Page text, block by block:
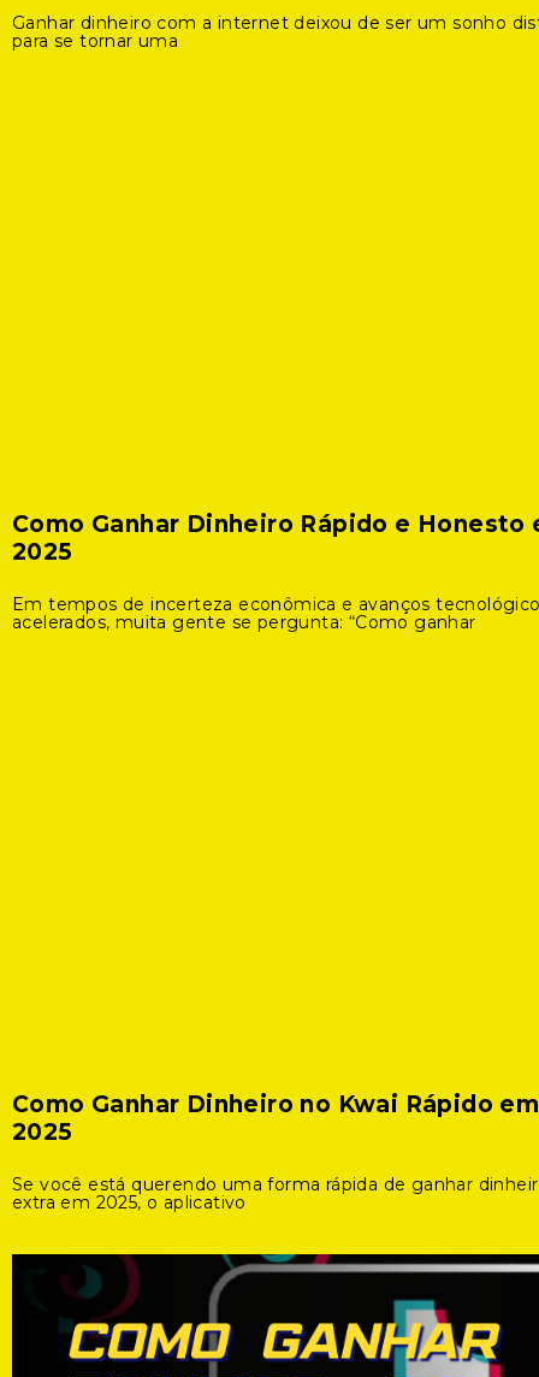
Ganhar dinheiro com a internet deixou de ser um sonho
para se tornar uma
Como Ganhar Dinheiro Rápido e Honesto
2025
Em tempos de incerteza econômica e avanços
acelerados, muita gente se pergunta: “Como ganhar
Como Ganhar Dinheiro no Kwai Rápido em
2025
Se você está querendo uma forma rápida de ganhar
extra em 2025, o aplicativo